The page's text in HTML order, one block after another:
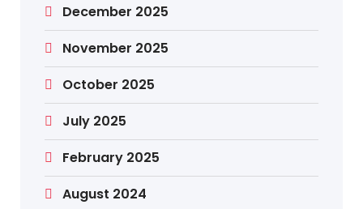
December 2025
November 2025
October 2025
July 2025
February 2025
August 2024